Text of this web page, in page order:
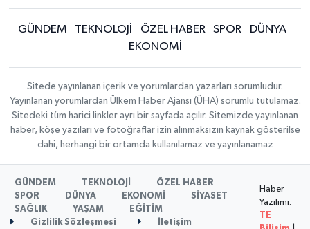
GÜNDEM TEKNOLOJİ ÖZEL HABER SPOR
DÜNYA
EKONOMİ
Sitede yayınlanan içerik ve yorumlardan yazarları sorumludur.
Yayınlanan yorumlardan Ülkem Haber Ajansı (ÜHA) sorumlu tutulamaz.
Sitedeki tüm harici linkler ayrı bir sayfada açılır. Sitemizde yayınlanan
haber, köşe yazıları ve fotoğraflar izin alınmaksızın kaynak gösterilse
dahi, herhangi bir ortamda kullanılamaz ve yayınlanamaz
GÜNDEM TEKNOLOJİ
ÖZEL HABER
SPOR
DÜNYA EKONOMİ
SİYASET
SAĞLIK
YAŞAM
EĞİTİM
Gizlilik Sözleşmesi
İletişim
Haber
Yazılımı:
TE